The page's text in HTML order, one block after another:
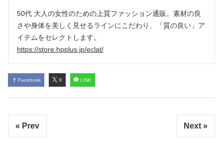
50代 大人の女性のための上質ファッション通販。素材の良
さや身体を美しく見せるラインにこだわり、「質の良い」ア
イテムをセレクトします。
https://store.hpplus.jp/eclat/
Facebook X LINE
« Prev Next »